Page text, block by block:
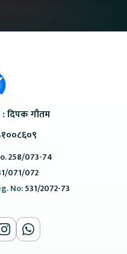
दिपक गौतम
258/073-74
071/072
No:531/2072-73